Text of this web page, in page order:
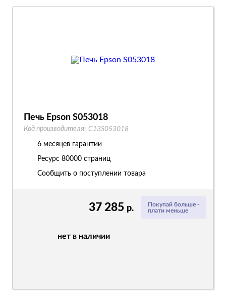
Покупай больше -
плати меньше
37 285 р.
нет в наличии
Печь Epson S053018
Код производителя: C13S053018
6 месяцев гарантии
Ресурс 80000 страниц
Сообщить о поступлении товара